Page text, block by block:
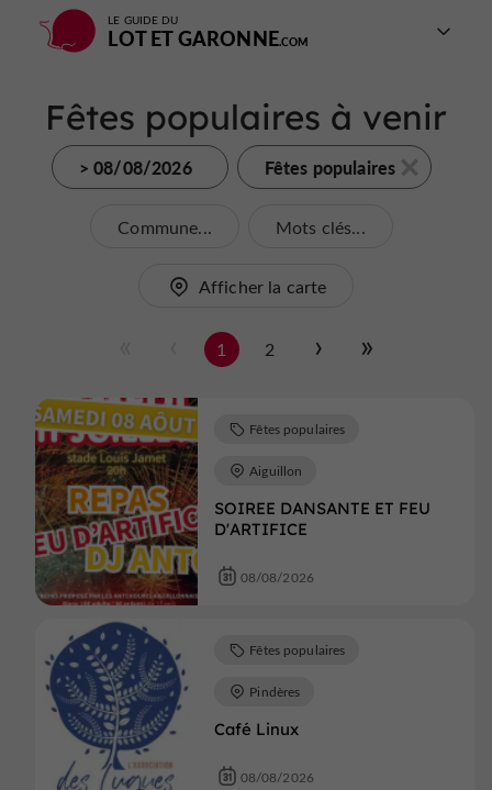
LE GUIDE DU
LOT ET GARONNE
Fêtes populaires à venir
> 08/08/2026 Fêtes populaires
Commune... Mots clés...
Afficher la carte
1 2
SOIREE DANSANTE ET FEU
D'ARTIFICE
Fêtes populaires
Aiguillon
08/08/2026
Café Linux
Fêtes populaires
Pindères
08/08/2026